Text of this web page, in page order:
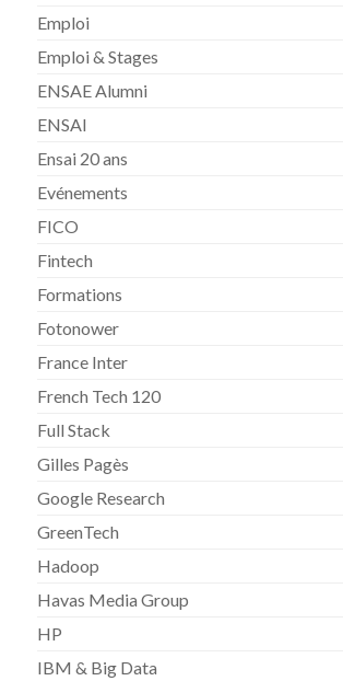
Emploi
Emploi & Stages
ENSAE Alumni
ENSAI
Ensai 20 ans
Evénements
FICO
Fintech
Formations
Fotonower
France Inter
French Tech 120
Full Stack
Gilles Pagès
Google Research
GreenTech
Hadoop
Havas Media Group
HP
IBM & Big Data